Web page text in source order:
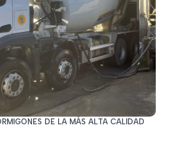
DE LA MÁS ALTA CALIDAD